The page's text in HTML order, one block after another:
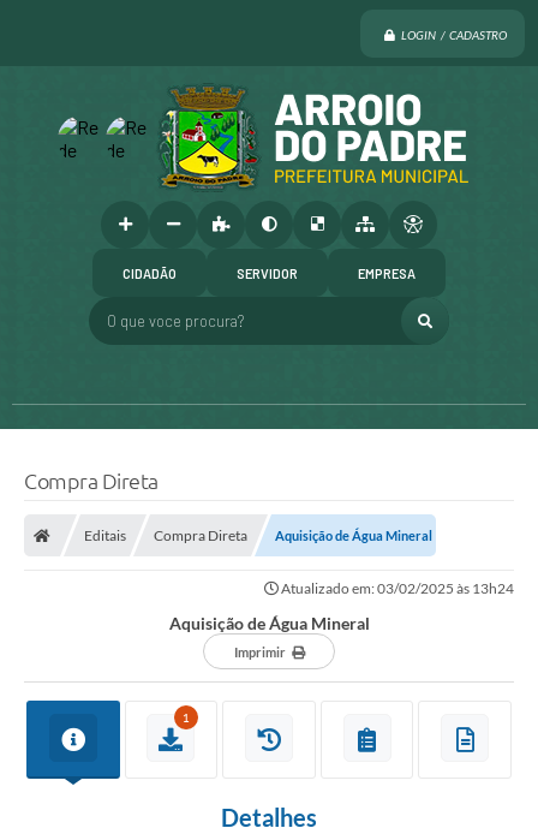
LOGIN / CADASTRO
O que voce procura?
CIDADÃO SERVIDOR EMPRESA
Compra Direta
Editais Compra Direta Aquisição de Água Mineral
Atualizado em: 03/02/2025 às 13h24
Aquisição de Água Mineral
Imprimir
1
Detalhes